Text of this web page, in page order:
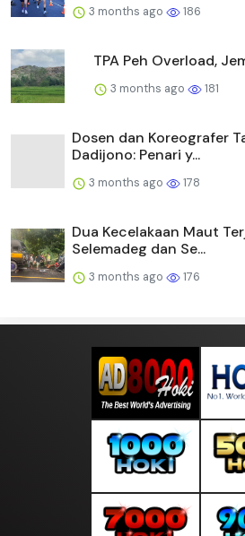
3 months ago 186
TPA Peh Overload,
3 months ago 181
Dosen dan Koreografer
Dadijono: Penari y...
3 months ago 178
Dua Kecelakaan Maut
Selemadeg dan Se...
3 months ago 176